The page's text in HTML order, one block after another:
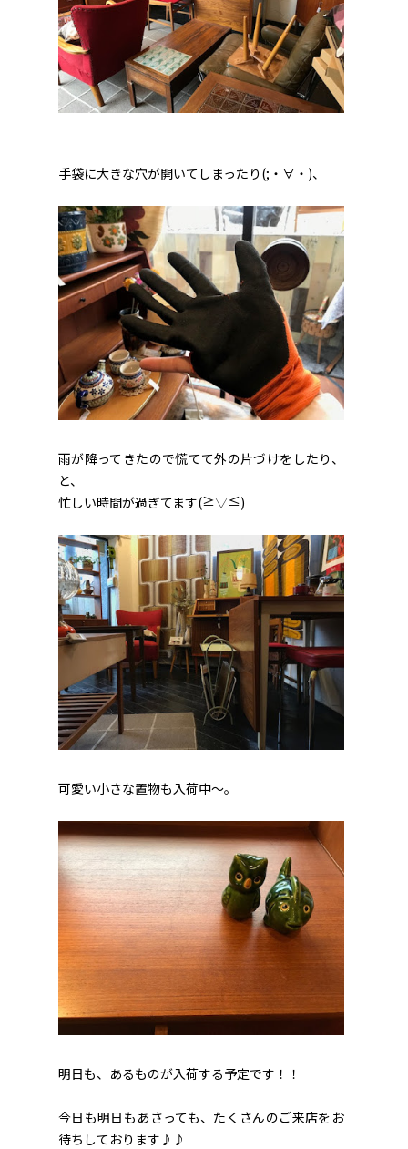
手袋に大きな穴が開いてしまったり(;・∀・)、
雨が降ってきたので慌てて外の片づけをしたり、
と、
忙しい時間が過ぎてます(≧▽≦)
可愛い小さな置物も入荷中～。
明日も、あるものが入荷する予定です！！
今日も明日もあさっても、たくさんのご来店をお
待ちしております♪♪